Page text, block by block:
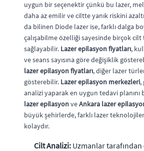
uygun bir seçenektir çünkü bu lazer,
daha az emilir ve ciltte yanık riskini
da bilinen Diode lazer ise, farklı dalga
çalışabilme özelliği sayesinde birçok
sağlayabilir. Lazer epilasyon fiyatları,
ve seans sayısına göre değişiklik
lazer epilasyon fiyatları, diğer lazer
gösterebilir. Lazer epilasyon merkezleri,
analizi yaparak en uygun tedavi planını
lazer epilasyonveAnkara lazer
büyük şehirlerde, farklı lazer
kolaydır.
Cilt Analizi: Uzmanlar